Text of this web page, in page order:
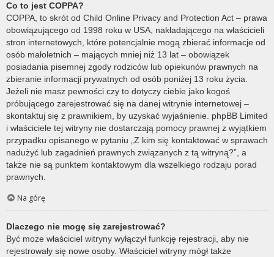
Co to jest COPPA?
COPPA, to skrót od Child Online Privacy and Protection Act – prawa
obowiązującego od 1998 roku w USA, nakładającego na właścicieli
stron internetowych, które potencjalnie mogą zbierać informacje od
osób małoletnich – mających mniej niż 13 lat – obowiązek
posiadania pisemnej zgody rodziców lub opiekunów prawnych na
zbieranie informacji prywatnych od osób poniżej 13 roku życia.
Jeżeli nie masz pewności czy to dotyczy ciebie jako kogoś
próbującego zarejestrować się na danej witrynie internetowej –
skontaktuj się z prawnikiem, by uzyskać wyjaśnienie. phpBB Limited
i właściciele tej witryny nie dostarczają pomocy prawnej z wyjątkiem
przypadku opisanego w pytaniu „Z kim się kontaktować w sprawach
nadużyć lub zagadnień prawnych związanych z tą witryną?”, a
także nie są punktem kontaktowym dla wszelkiego rodzaju porad
prawnych.
Na górę
Dlaczego nie mogę się zarejestrować?
Być może właściciel witryny wyłączył funkcję rejestracji, aby nie
rejestrowały się nowe osoby. Właściciel witryny mógł także